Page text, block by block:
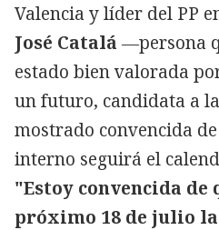
Valencia y líder del PP
José Catalá―persona
estado bien valorada
un futuro, candidata a
mostrado convencida
interno seguirá el
"Estoy convencida de
próximo 18 de julio